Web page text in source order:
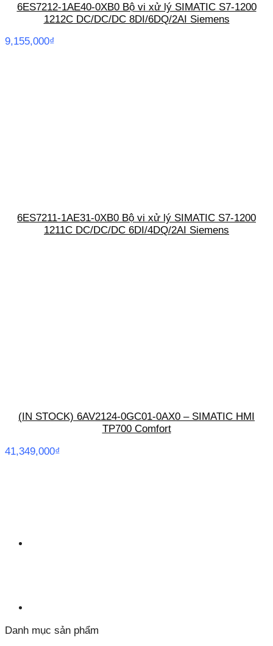
6ES7212-1AE40-0XB0 Bộ vi xử lý SIMATIC S7-1200
1212C DC/DC/DC 8DI/6DQ/2AI Siemens
9,155,000₫
6ES7211-1AE31-0XB0 Bộ vi xử lý SIMATIC S7-1200
1211C DC/DC/DC 6DI/4DQ/2AI Siemens
(IN STOCK) 6AV2124-0GC01-0AX0 – SIMATIC HMI
TP700 Comfort
41,349,000₫
Danh mục sản phẩm